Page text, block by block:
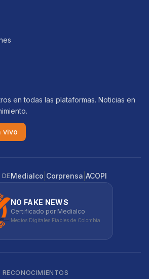
en todas las plataformas. Noticias en
vivo
Medialco Corprensa ACOPI
NO FAKE NEWS
Certificado por Medialco
Medios Digitales Fiables de Colombia
RECONOCIMIENTOS